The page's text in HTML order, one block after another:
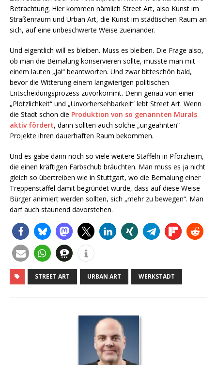
Betrachtung. Hier kommen nämlich Street Art, also Kunst im
Straßenraum und Urban Art, die Kunst im städtischen Raum an
sich, auf eine unbeschwerte Weise zueinander.
Und eigentlich will es bleiben. Muss es bleiben. Die Frage also,
ob man die Bemalung konservieren sollte, müsste man mit
einem lauten „Ja!“ beantworten. Und zwar bitteschön bald,
bevor die Witterung einem langwierigen politischen
Entscheidungsprozess zuvorkommt. Denn genau von einer
„Plötzlichkeit“ und „Unvorhersehbarkeit“ lebt Street Art. Wenn
die Stadt schon die Produktion von so genannten Murals
aktiv fördert, dann sollten auch solche „ungeahnten“
Projekte ihren dauerhaften Raum bekommen.
Und es gäbe dann noch so viele weitere Staffeln in Pforzheim,
die einen kräftigen Farbschub bräuchten. Man muss es ja nicht
gleich so übertreiben wie in Stuttgart, wo die Bemalung einer
Treppenstaffel damit begründet wurde, dass auf diese Weise
Bürger animiert werden sollten, sich „mehr zu bewegen“. Man
darf auch staunend davorstehen.
STREET ART URBAN ART WERKSTADT